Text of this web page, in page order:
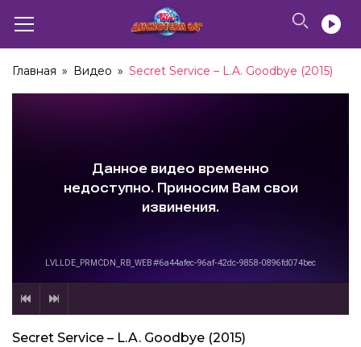
Главная » Видео » Secret Service – L.A. Goodbye (2015)
Secret Service – L.A. Goodbye (2015)